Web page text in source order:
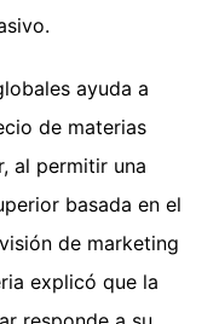
ayuda a
de materias
al permitir una
basada en el
de marketing
explicó que la